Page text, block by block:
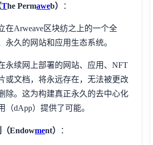
The Permaweb） ：
在Arweave区块纺之上的一个全
永久的网站和应用生态系统。
永续网上部署的网站、应用、NFT
或文档，将永远存在，无法被更改
除。这为构建真正永久的去中心化
（dApp）提供了可能。
Endowment） ：